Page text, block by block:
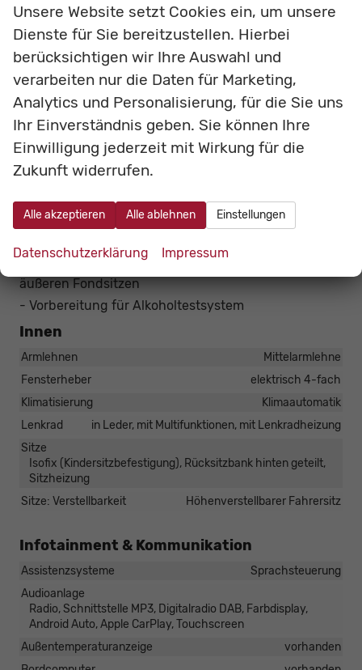
- Airbags vorn für Fahrer und Beifahrer
- Knieairbag vorn für Fahrer
- Beifahrerairbag vorn, abschaltbar
- Seitenairbags vorn
- Vorhangairbags vorn und hinten
- Gurtstraffer und Gurtkraftbegrenzer vorn und auf
den äußeren Fondsitzen
- Sicherheitsgurte vorn höhenverstellbar
vorn und hinten
- ISOFIX-Kindersitzbefestigungen auf den beiden
äußeren Fondsitzen
- Vorbereitung für Alkoholtestsystem
Innen
Armlehnen
Mittelarmlehne
Fensterheber
elektrisch 4-fach
Klimatisierung
Klimaautomatik
Lenkrad
in Leder, mit Multifunktionen, mit Lenkradheizung
Sitze
Isofix (Kindersitzbefestigung), Rücksitzbank hinten geteilt,
Sitzheizung
Sitze: Verstellbarkeit
Höhenverstellbarer Fahrersitz
Infotainment & Kommunikation
Assistenzsysteme
Sprachsteuerung
Audioanlage
Radio, Schnittstelle MP3, Digitalradio DAB, Farbdisplay,
Android Auto, Apple CarPlay, Touchscreen
Außentemperaturanzeige
vorhanden
Unsere Website setzt Cookies ein, um unsere
Dienste für Sie bereitzustellen. Hierbei
berücksichtigen wir Ihre Auswahl und
verarbeiten nur die Daten für Marketing,
Analytics und Personalisierung, für die Sie uns
Ihr Einverständnis geben. Sie können Ihre
Einwilligung jederzeit mit Wirkung für die
Zukunft widerrufen.
Alle akzeptieren Alle ablehnen Einstellungen
Datenschutzerklärung Impressum